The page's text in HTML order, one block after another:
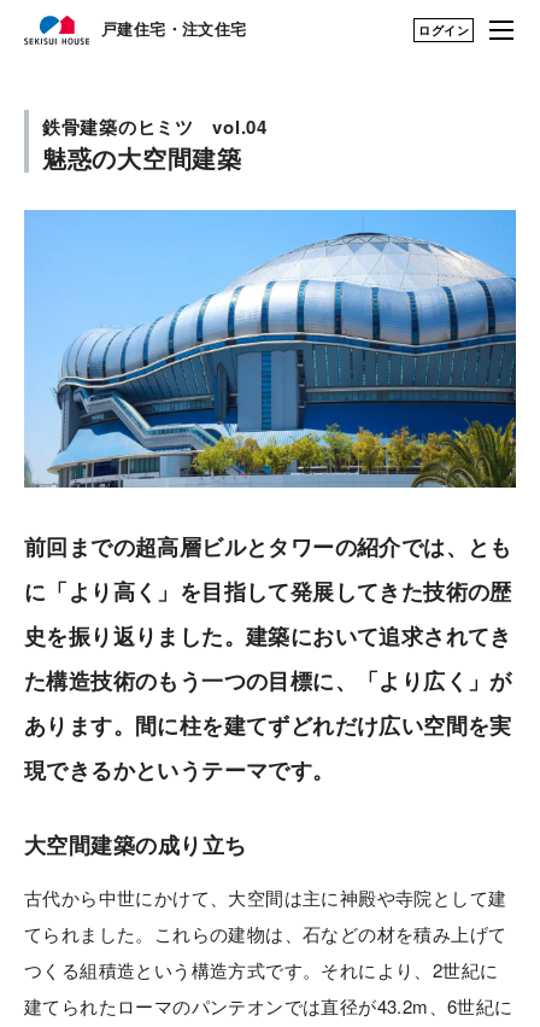
戸建住宅・注文住宅 ログイン
戸建住宅・注文住宅
展示場・土地をさが
永く住むためのサポ
ート
My STAGE
カタログ・動画ライ
ご相談
鉄骨（1・2階建て）
鉄骨（3・4階建て）
シャーウッド（木造1~3階建
性能を知る
安心・安全に暮らす
環境と共生する
鉄骨建築のヒミツ vol.04
魅惑の大空間建築
前回までの超高層ビルとタワーの紹介では、とも
に「より高く」を目指して発展してきた技術の歴
史を振り返りました。建築において追求されてき
た構造技術のもう一つの目標に、「より広く」が
あります。間に柱を建てずどれだけ広い空間を実
現できるかというテーマです。
大空間建築の成り立ち
古代から中世にかけて、大空間は主に神殿や寺院として建
てられました。これらの建物は、石などの材を積み上げて
つくる組積造という構造方式です。それにより、2世紀に
建てられたローマのパンテオンでは直径が43.2m、6世紀に